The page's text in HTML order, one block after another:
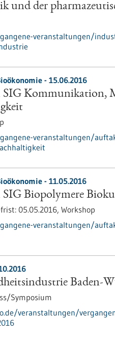
und der
veranstaltungen/
-15.06.2016
Kommunikation,
veranstaltungen/
-11.05.2016
Biopolymere
05.05.2016, Workshop
veranstaltungen/
Baden-
Symposium
veranstaltungen/